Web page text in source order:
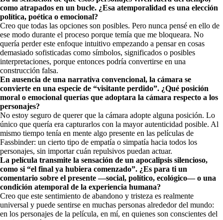
como atrapados en un bucle. ¿Esa atemporalidad es una elección
política, poética o emocional?
Creo que todas las opciones son posibles. Pero nunca pensé en ello de
ese modo durante el proceso porque temía que me bloqueara. No
quería perder este enfoque intuitivo empezando a pensar en cosas
demasiado sofisticadas como símbolos, significados o posibles
interpretaciones, porque entonces podría convertirse en una
construcción falsa.
En ausencia de una narrativa convencional, la cámara se
convierte en una especie de “visitante perdido”. ¿Qué posición
moral o emocional querías que adoptara la cámara respecto a los
personajes?
No estoy seguro de querer que la cámara adopte alguna posición. Lo
único que quería era capturarlos con la mayor autenticidad posible. Al
mismo tiempo tenía en mente algo presente en las películas de
Fassbinder: un cierto tipo de empatía o simpatía hacia todos los
personajes, sin importar cuán repulsivos puedan actuar.
La película transmite la sensación de un apocalipsis silencioso,
como si “el final ya hubiera comenzado”. ¿Es para ti un
comentario sobre el presente —social, político, ecológico— o una
condición atemporal de la experiencia humana?
Creo que este sentimiento de abandono y tristeza es realmente
universal y puede sentirse en muchas personas alrededor del mundo:
en los personajes de la película, en mí, en quienes son conscientes del